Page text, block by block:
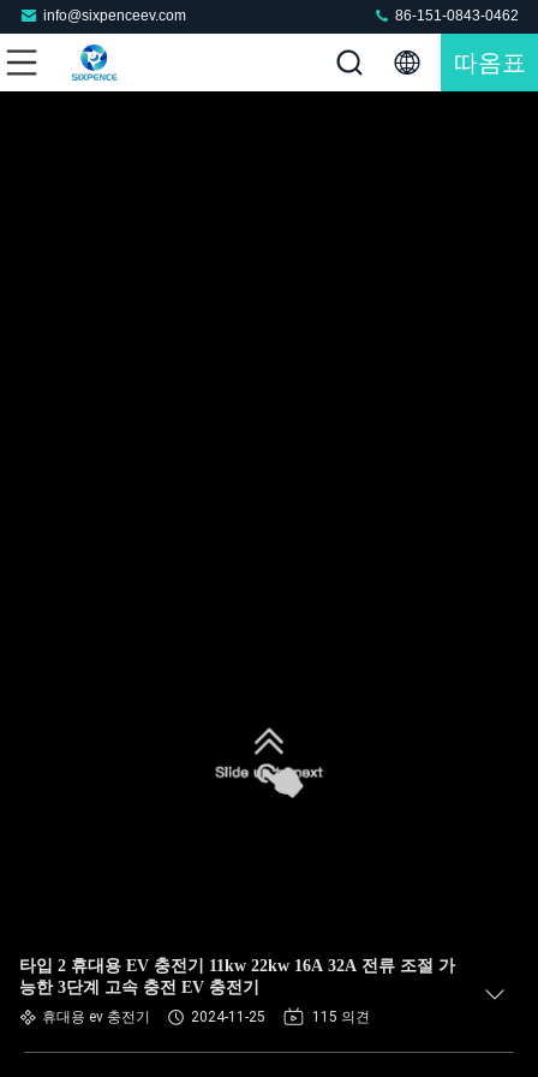
info@sixpenceev.com 86-151-0843-0462
따옴표
타입 2 휴대용 EV 충전기 11kw 22kw 16A 32A 전류 조절 가
능한 3단계 고속 충전 EV 충전기
휴대용 ev 충전기 2024-11-25 115 의견